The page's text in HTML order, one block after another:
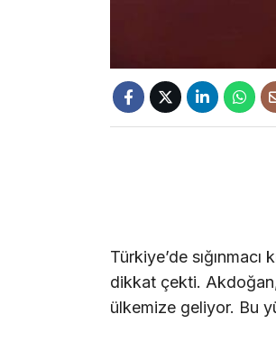
Türkiye’de
dikkat çekti.
ülkemize geliyor. Bu